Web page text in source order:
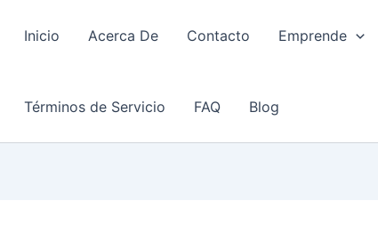
Inicio Acerca De Contacto Emprende
Términos de Servicio FAQ Blog